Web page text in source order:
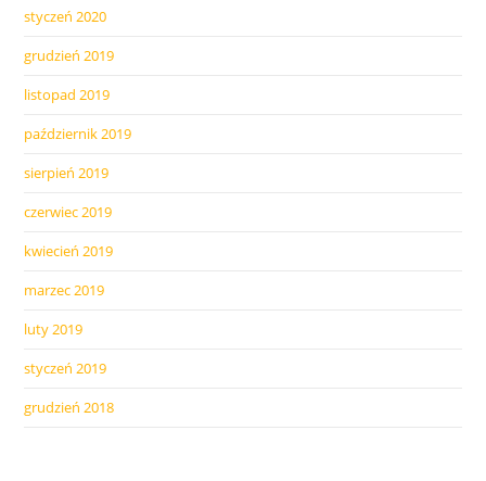
styczeń 2020
grudzień 2019
listopad 2019
październik 2019
sierpień 2019
czerwiec 2019
kwiecień 2019
marzec 2019
luty 2019
styczeń 2019
grudzień 2018